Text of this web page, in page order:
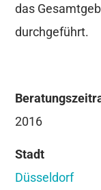
das
durchgeführt.
2016
Stadt
Düsseldorf